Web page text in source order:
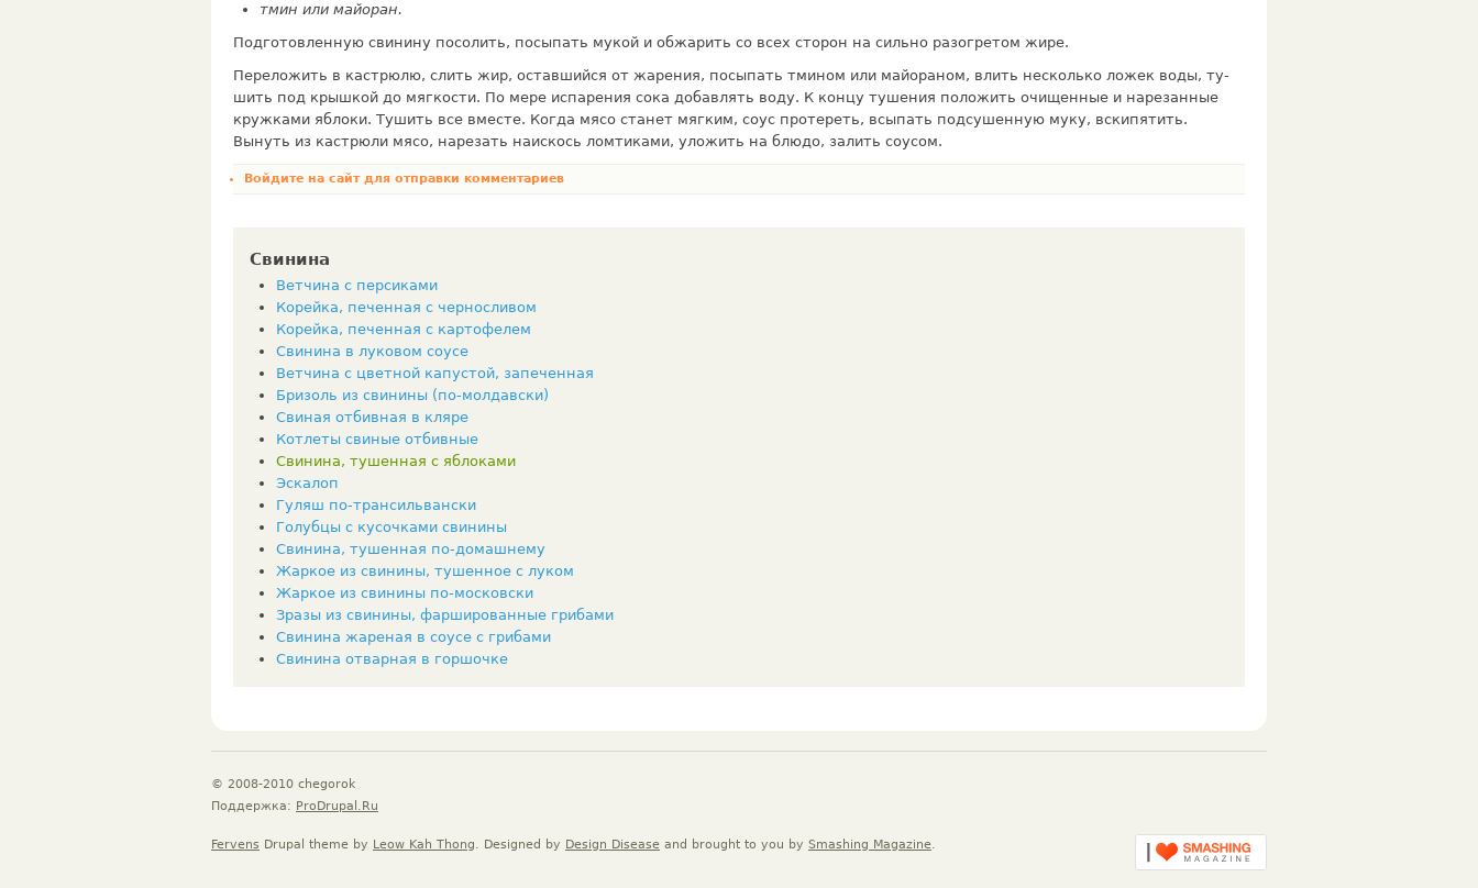
тмин или майоран.
Подготовленную свинину посолить, посыпать мукой и обжарить со всех сторон на сильно разогретом жире.
Переложить в кастрюлю, слить жир, остав­шийся от жарения, посыпать тмином или майораном, влить несколько ложек воды, ту­
шить под крышкой до мягкости. По мере испарения сока добавлять воду. К концу тушения положить очищенные и нарезанные
кружками яблоки. Тушить все вместе. Когда мясо станет мягким, соус протереть, всыпать подсушенную муку, вскипятить.
Вынуть из кастрюли мясо, нарезать наискось ломтиками, уложить на блюдо, залить соусом.
Войдите на сайтдля отправки комментариев
Свинина
Ветчина с персиками
Корейка, печенная с черносливом
Корейка, печенная с картофелем
Свинина в луковом соусе
Ветчина с цветной капустой, запеченная
Бризоль из свинины (по-молдавски)
Свиная отбивная в кляре
Котлеты свиные отбивные
Свинина, тушенная с яблоками
Эскалоп
Гуляш по-трансильвански
Голубцы с кусочками свинины
Свинина, тушенная по-домашнему
Жаркое из свинины, тушенное с луком
Жаркое из свинины по-московски
Зразы из свинины, фаршированные грибами
Свинина жареная в соусе с грибами
Свинина отварная в горшочке
© 2008-2010 chegorok
Поддержка: ProDrupal.Ru
Fervens Drupal theme by Leow Kah Thong. Designed by Design Disease and brought to you by Smashing Magazine.